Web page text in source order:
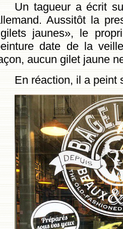
Un tagueur a écrit
Aussitôt la
jaunes», le
date de la
aucun gilet jaune
En réaction, il a peint